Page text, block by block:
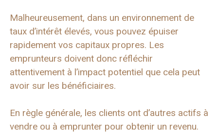
Malheureusement, dans un environnement de
taux d’intérêt élevés, vous pouvez épuiser
rapidement vos capitaux propres. Les
emprunteurs doivent donc réfléchir
attentivement à l’impact potentiel que cela peut
avoir sur les bénéficiaires.
En règle générale, les clients ont d’autres actifs à
vendre ou à emprunter pour obtenir un revenu.